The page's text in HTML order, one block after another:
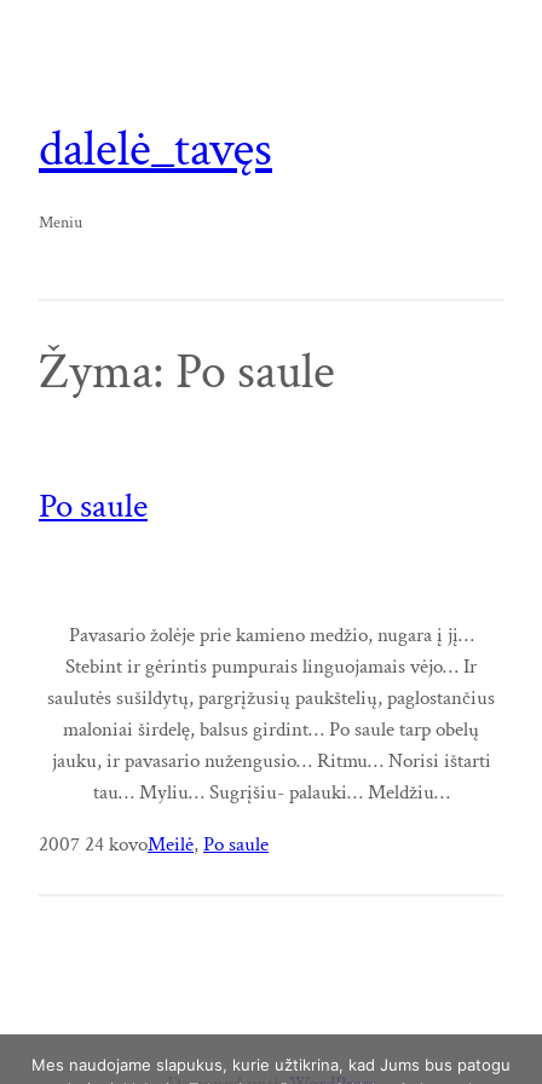
dalelė_tavęs
Meniu
Žyma: Po saule
Po saule
Pavasario žolėje prie kamieno medžio, nugara į jį…
Stebint ir gėrintis pumpurais linguojamais vėjo… Ir
saulutės sušildytų, pargrįžusių paukštelių, paglostančius
maloniai širdelę, balsus girdint… Po saule tarp obelų
jauku, ir pavasario nužengusio… Ritmu… Norisi ištarti
tau… Myliu… Sugrįšiu- palauki… Meldžiu…
2007 24 kovoMeilė, Po saule
Mes naudojame slapukus, kurie užtikrina, kad Jums bus patogu